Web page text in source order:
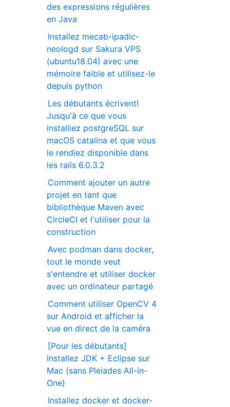
des expressions régulières
en Java
Installez mecab-ipadic-
neologd sur Sakura VPS
(ubuntu18.04) avec une
mémoire faible et utilisez-le
depuis python
Les débutants écrivent!
Jusqu'à ce que vous
installiez postgreSQL sur
macOS catalina et que vous
le rendiez disponible dans
les rails 6.0.3.2
Comment ajouter un autre
projet en tant que
bibliothèque Maven avec
CircleCI et l'utiliser pour la
construction
Avec podman dans docker,
tout le monde veut
s'entendre et utiliser docker
avec un ordinateur partagé
Comment utiliser OpenCV 4
sur Android et afficher la
vue en direct de la caméra
[Pour les débutants]
Installez JDK + Eclipse sur
Mac (sans Pleiades All-in-
One)
Installez docker et docker-